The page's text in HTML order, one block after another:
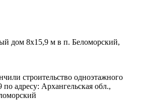
дом 8х15,9 м в п. Беломорский,
строительство одноэтажного
по адресу: Архангельская обл.,